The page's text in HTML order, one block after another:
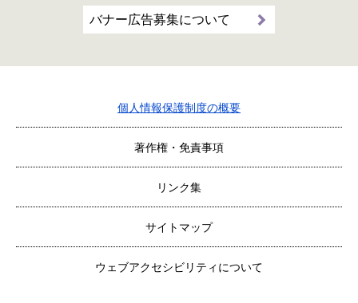
バナー広告募集について
個人情報保護制度の概要
著作権・免責事項
リンク集
サイトマップ
ウェブアクセシビリティについて